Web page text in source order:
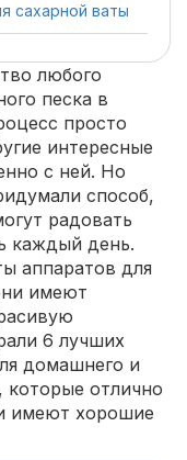
сахарной ваты
любого
песка в
просто
интересные
с ней. Но
способ,
радовать
каждый день.
аппаратов для
имеют
6 лучших
домашнего и
которые отлично
имеют хорошие